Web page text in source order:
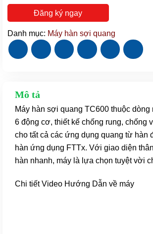
|
Giảm
giá
SỐC
Đăng ký ngay
Danh mục: Máy hàn sợi quang
Mô tả
Máy hàn sợi quang TC600 thuộc dòng
6 động cơ, thiết kế chống rung, chống
cho tất cả các ứng dụng quang từ hàn
hàn ứng dụng FTTx. Với giao diện
hàn nhanh, máy là lựa chọn tuyệt vời
Chi tiết Video Hướng Dẫn về máy